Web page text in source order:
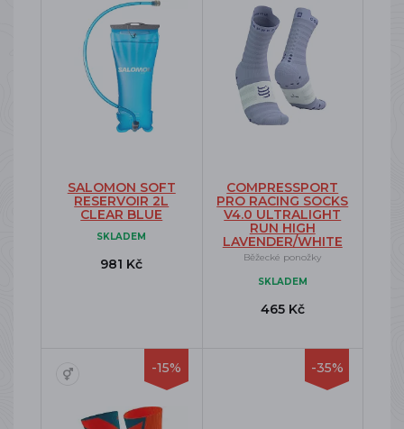
SALOMON SOFT
RESERVOIR 2L
CLEAR BLUE
SKLADEM
981 Kč
COMPRESSPORT
PRO RACING SOCKS
V4.0 ULTRALIGHT
RUN HIGH
LAVENDER/WHITE
Běžecké ponožky
SKLADEM
465 Kč
-15% -35%